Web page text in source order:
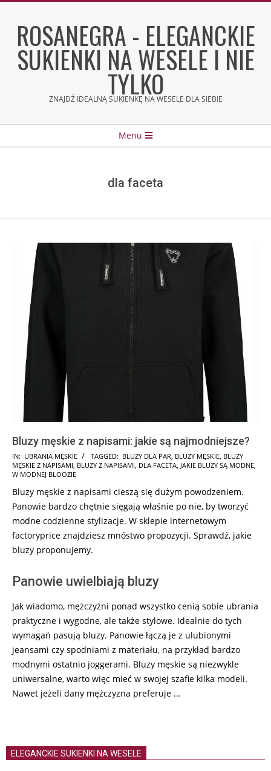
contentROSANEGRA - ELEGANCKIE
SUKIENKI NA WESELE I NIE
TYLKO
ZNAJDŹ IDEALNĄ SUKIENKĘ NA WESELE DLA SIEBIE
Menu
dla faceta
Bluzy męskie z napisami: jakie są najmodniejsze?
2025-
07-
IN: UBRANIA MĘSKIE TAGGED: BLUZY DLA PAR BLUZY MĘSKIE BLUZY
MĘSKIE Z NAPISAMI BLUZY Z NAPISAMI DLA FACETA JAKIE BLUZY SĄ MODNE
W MODNEJ BLOOZIE
Bluzy męskie z napisami cieszą się dużym powodzeniem.
Panowie bardzo chętnie sięgają właśnie po nie, by tworzyć
modne codzienne stylizacje. W sklepie internetowym
factoryprice znajdziesz mnóstwo propozycji. Sprawdź, jakie
bluzy proponujemy.
Panowie uwielbiają bluzy
Jak wiadomo, mężczyźni ponad wszystko cenią sobie ubrania
praktyczne i wygodne, ale także stylowe. Idealnie do tych
wymagań pasują bluzy. Panowie łączą je z ulubionymi
jeansami czy spodniami z materiału, na przykład bardzo
modnymi ostatnio joggerami. Bluzy męskie są niezwykle
uniwersalne, warto więc mieć w swojej szafie kilka modeli.
Nawet jeżeli dany mężczyzna preferuje …
ELEGANCKIE SUKIENKI NA WESELE